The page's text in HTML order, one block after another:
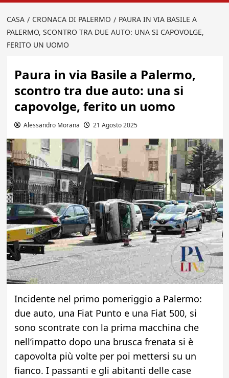
CASA CRONACA DI PALERMO
PAURA IN VIA BASILE A
PALERMO, SCONTRO TRA DUE AUTO: UNA SI CAPOVOLGE,
FERITO UN UOMO
Paura in via Basile a Palermo,
scontro tra due auto: una si
capovolge, ferito un uomo
Alessandro Morana 21 Agosto 2025
Incidente nel primo pomeriggio a Palermo:
due auto, una Fiat Punto e una Fiat 500, si
sono scontrate con la prima macchina che
nell’impatto dopo una brusca frenata si è
capovolta più volte per poi mettersi su un
fianco. I passanti e gli abitanti delle case